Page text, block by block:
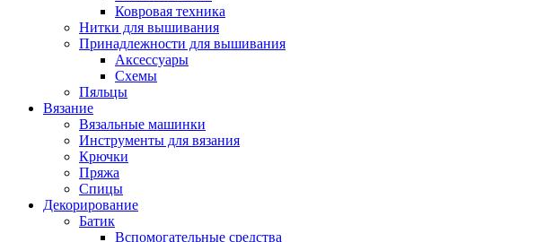
Ковровая техника
Нитки для вышивания
Принадлежности для вышивания
Аксессуары
Схемы
Пяльцы
Вязание
Вязальные машинки
Инструменты для вязания
Крючки
Пряжа
Спицы
Декорирование
Батик
Вспомогательные средства